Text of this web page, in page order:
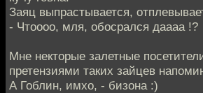
Заяц выпрастывается,
- Чтоооо, мля, обосрался даааа !?
Мне некторые залетные
претензиями таких зайцев
А Гоблин, имхо, - бизона :)